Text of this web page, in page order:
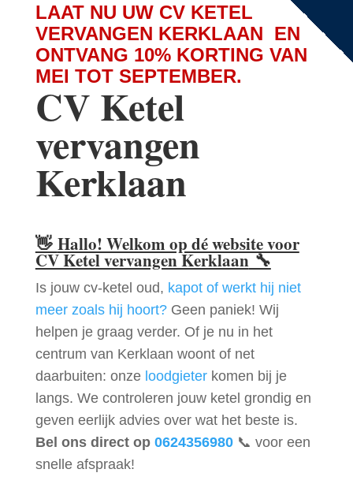
LAAT NU UW CV KETEL
VERVANGEN KERKLAAN EN
ONTVANG 10% KORTING VAN
MEI TOT SEPTEMBER.
CV Ketel
vervangen
Kerklaan
👋 Hallo! Welkom op dé website voor
CV Ketel vervangen Kerklaan🔧
Is jouw cv-ketel oud, kapot of werkt hij niet
meer zoals hij hoort?Geen paniek! Wij
helpen je graag verder. Of je nu in het
centrum van Kerklaan woont of net
daarbuiten: onze loodgieterkomen bij je
langs. We controleren jouw ketel grondig en
geven eerlijk advies over wat het beste is.
Bel ons direct op 0624356980📞 voor een
snelle afspraak!